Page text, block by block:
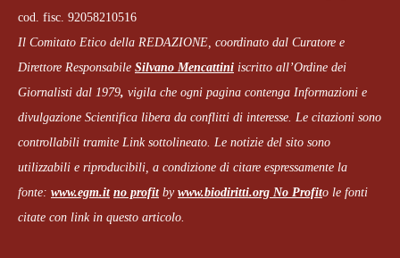
cod. fisc. 92058210516
Il Comitato Etico della REDAZIONE, coordinato dal Curatore e
Direttore Responsabile Silvano Mencattini iscritto all’Ordine dei
Giornalisti dal 1979, vigila che ogni pagina contenga Informazioni e
divulgazione Scientifica libera da conflitti di interesse. Le citazioni sono
controllabili tramite Link sottolineato. Le notizie del sito sono
utilizzabili e riproducibili, a condizione di citare espressamente la
fonte: www.egm.it no profitby www.biodiritti.org No Profito le fonti
citate con link in questo articolo.